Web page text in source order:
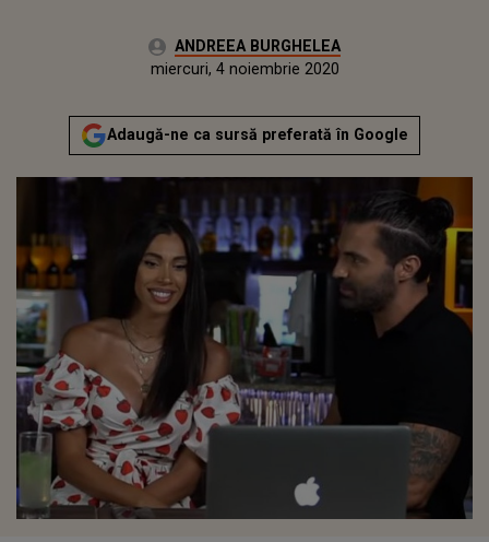
Autor:ANDREEA BURGHELEA
miercuri, 4 noiembrie 2020
Actualizat:
miercuri, 4 noiembrie 2020
Adaugă-ne ca sursă preferată în Google